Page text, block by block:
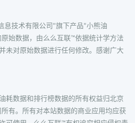
息技术有限公司"旗下产品"小熊油
始数据，由么么互联™依据统计学方法
未对原始数据进行任何修改。感谢广大
耗数据和排行榜数据的所有权益归北京
有。所有对本站数据的商业应用均应获